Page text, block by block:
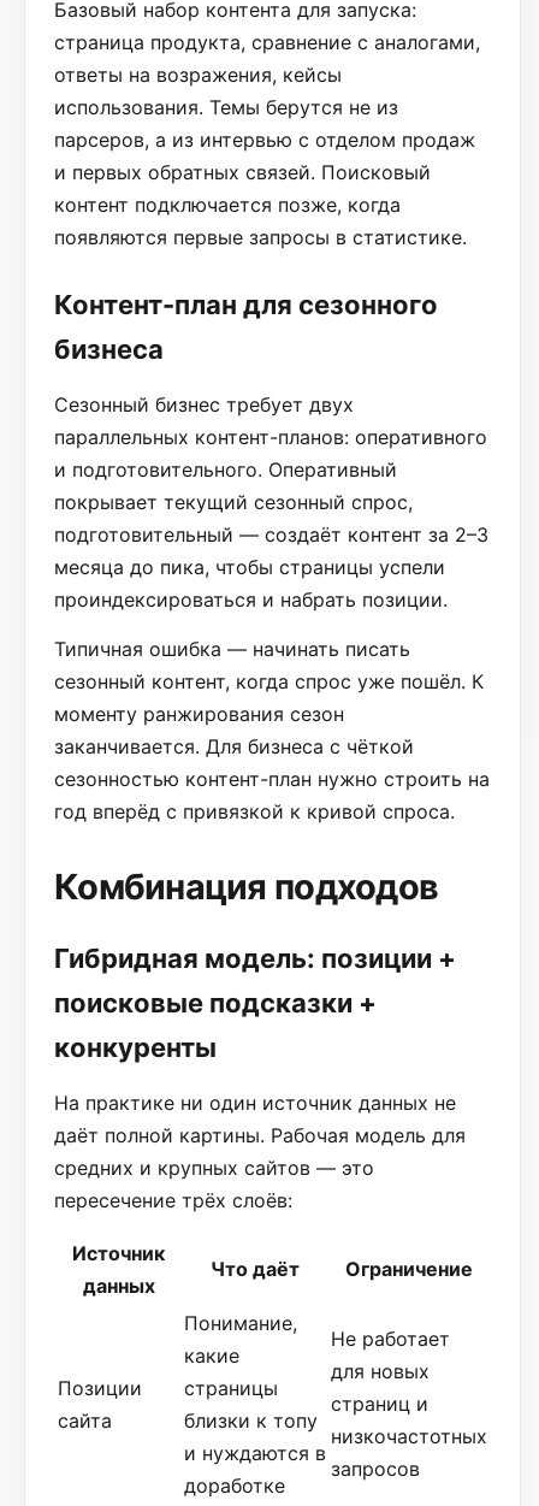
Базовый набор контента для запуска:
страница продукта, сравнение с аналогами,
ответы на возражения, кейсы
использования. Темы берутся не из
парсеров, а из интервью с отделом продаж
и первых обратных связей. Поисковый
контент подключается позже, когда
появляются первые запросы в статистике.
Контент-план для сезонного
бизнеса
Сезонный бизнес требует двух
параллельных контент-планов: оперативного
и подготовительного. Оперативный
покрывает текущий сезонный спрос,
подготовительный — создаёт контент за 2–3
месяца до пика, чтобы страницы успели
проиндексироваться и набрать позиции.
Типичная ошибка — начинать писать
сезонный контент, когда спрос уже пошёл. К
моменту ранжирования сезон
заканчивается. Для бизнеса с чёткой
сезонностью контент-план нужно строить на
год вперёд с привязкой к кривой спроса.
Комбинация подходов
Гибридная модель: позиции +
поисковые подсказки +
конкуренты
На практике ни один источник данных не
даёт полной картины. Рабочая модель для
средних и крупных сайтов — это
пересечение трёх слоёв:
Источник
данных
Что даёт Ограничение
Позиции
сайта
Понимание,
какие
страницы
близки к топу
и нуждаются в
доработке
Не работает
для новых
страниц и
низкочастотных
запросов